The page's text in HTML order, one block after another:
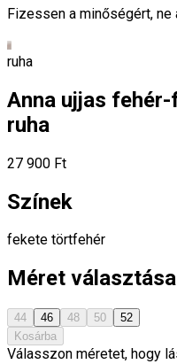
Fizessen a minőségért, ne
ruha
Anna ujjas
ruha
27 900 Ft
Színek
fekete törtfehér
Méret választása
44 46 48 50
52
Kosárba
Válasszon méretet, hogy